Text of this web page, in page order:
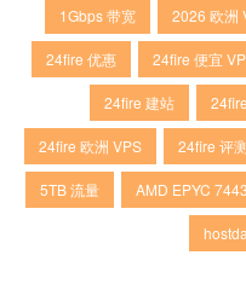
1Gbps 带宽 2026 欧洲
24fire 优惠 24fire 便宜
24fire 建站
24fire 欧洲 VPS 24fire 评测
5TB 流量 AMD EPYC